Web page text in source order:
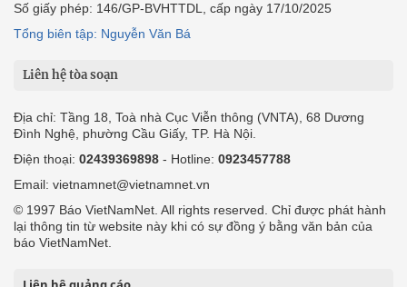
Số giấy phép: 146/GP-BVHTTDL, cấp ngày 17/10/2025
Tổng biên tập: Nguyễn Văn Bá
Liên hệ tòa soạn
Địa chỉ: Tầng 18, Toà nhà Cục Viễn thông (VNTA), 68 Dương
Đình Nghệ, phường Cầu Giấy, TP. Hà Nội.
Điện thoại: 02439369898 - Hotline: 0923457788
Email: vietnamnet@vietnamnet.vn
© 1997 Báo VietNamNet. All rights reserved. Chỉ được phát hành
lại thông tin từ website này khi có sự đồng ý bằng văn bản của
báo VietNamNet.